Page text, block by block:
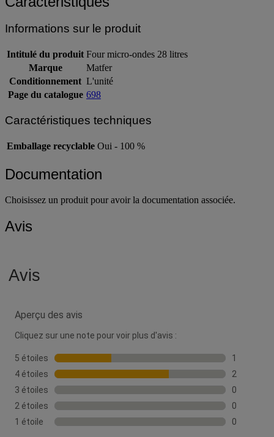
Informations sur le produit
Intitulé du produit Four micro-ondes 28 litres
Marque
Matfer
Conditionnement L'unité
Page du catalogue 698
Caractéristiques techniques
Emballage recyclable Oui - 100 %
Documentation
Choisissez un produit pour avoir la documentation associée.
Avis